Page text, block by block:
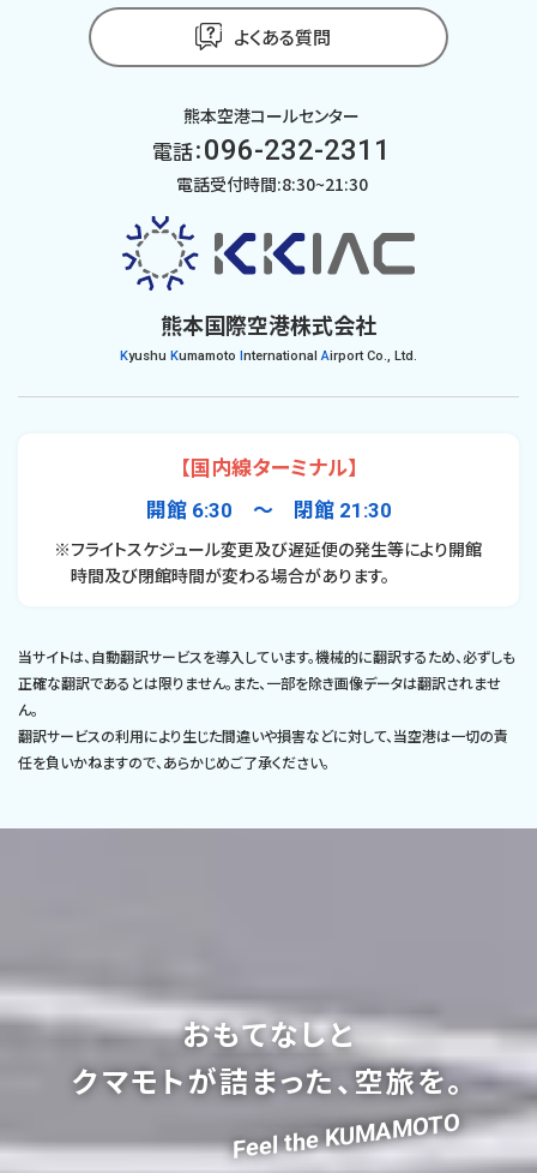
よくある質問
熊本空港コールセンター
電話：096-232-2311
電話受付時間:8:30~21:30
熊本国際空港株式会社
Kyushu Kumamoto InternationalAirport Co., Ltd.
【国内線ターミナル】
開館 6:30 〜 閉館 21:30
※フライトスケジュール変更及び遅延便の発生等により開館
時間及び閉館時間が変わる場合があります。
当サイトは、自動翻訳サービスを導入しています。機械的に翻訳するため、必ずしも
正確な翻訳であるとは限りません。また、一部を除き画像データは翻訳されませ
ん。
翻訳サービスの利用により生じた間違いや損害などに対して、当空港は一切の責
任を負いかねますので、あらかじめご了承ください。
おもてなしと
クマモトが詰まった、空旅を。
Feel the KUMAMOTO